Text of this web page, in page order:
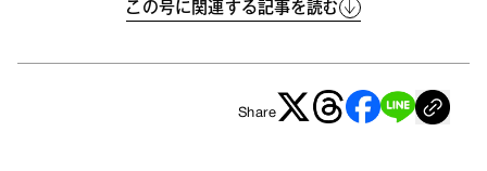
この号に関連する記事を読む
Share